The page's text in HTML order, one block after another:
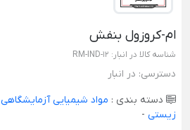
ام-کروزول بنفش
شناسه کالا در انبار: RM-IND-12
دسترسی: در انبار
دسته بندی : مواد شیمیایی آزمایشگاهی
زیستی -